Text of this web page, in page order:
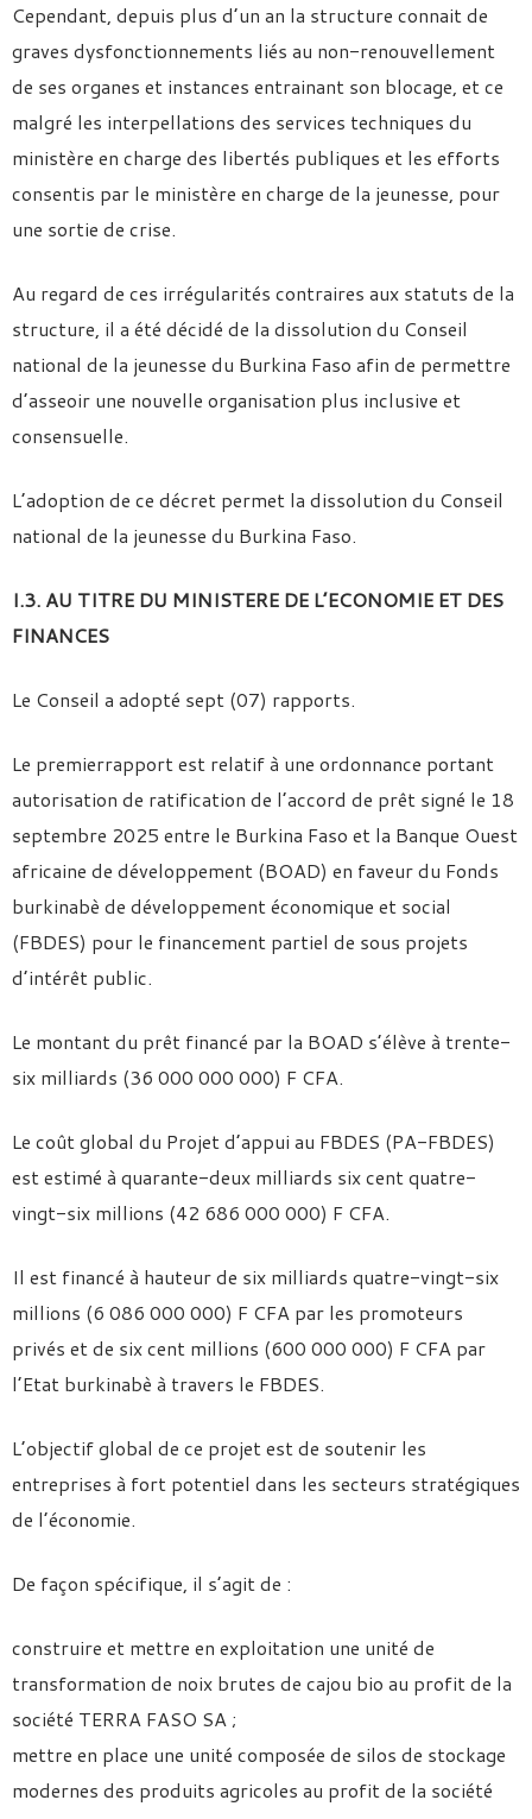
Cependant, depuis plus d’un an la structure connait de
graves dysfonctionnements liés au non-renouvellement
de ses organes et instances entrainant son blocage, et ce
malgré les interpellations des services techniques du
ministère en charge des libertés publiques et les efforts
consentis par le ministère en charge de la jeunesse, pour
une sortie de crise.
Au regard de ces irrégularités contraires aux statuts de la
structure, il a été décidé de la dissolution du Conseil
national de la jeunesse du Burkina Faso afin de permettre
d’asseoir une nouvelle organisation plus inclusive et
consensuelle.
L’adoption de ce décret permet la dissolution du Conseil
national de la jeunesse du Burkina Faso.
I.3. AU TITRE DU MINISTERE DE L’ECONOMIE ET DES
FINANCES
Le Conseil a adopté sept (07) rapports.
Le premierrapport est relatif à une ordonnance portant
autorisation de ratification de l’accord de prêt signé le 18
septembre 2025 entre le Burkina Faso et la Banque Ouest
africaine de développement (BOAD) en faveur du Fonds
burkinabè de développement économique et social
(FBDES) pour le financement partiel de sous projets
d’intérêt public.
Le montant du prêt financé par la BOAD s’élève à trente-
six milliards (36 000 000 000) F CFA.
Le coût global du Projet d’appui au FBDES (PA-FBDES)
est estimé à quarante-deux milliards six cent quatre-
vingt-six millions (42 686 000 000) F CFA.
Il est financé à hauteur de six milliards quatre-vingt-six
millions (6 086 000 000) F CFA par les promoteurs
privés et de six cent millions (600 000 000) F CFA par
l’Etat burkinabè à travers le FBDES.
L’objectif global de ce projet est de soutenir les
entreprises à fort potentiel dans les secteurs stratégiques
de l’économie.
De façon spécifique, il s’agit de :
construire et mettre en exploitation une unité de
transformation de noix brutes de cajou bio au profit de la
société TERRA FASO SA ;
mettre en place une unité composée de silos de stockage
modernes des produits agricoles au profit de la société